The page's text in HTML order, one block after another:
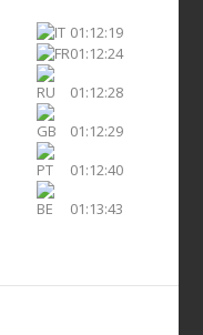
01:12:19
01:12:24
01:12:28
01:12:29
01:12:40
01:13:43